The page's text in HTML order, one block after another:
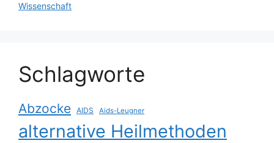
Wissenschaft
Schlagworte
Abzocke AIDS Aids-Leugner
alternative Heilmethoden